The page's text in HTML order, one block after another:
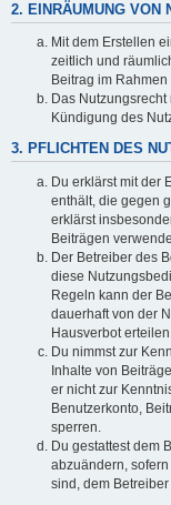
2. EINRÄUMUNG VON
Mit dem Erstellen
zeitlich und
Beitrag im
Das
Kündigung des
3. PFLICHTEN DES
Du erklärst mit der
enthält, die gegen
erklärst
Beiträgen
Der Betreiber des
diese
Regeln kann der
dauerhaft von der
Hausverbot erteilen.
Du nimmst zur
Inhalte von
er nicht zur
Benutzerkonto,
sperren.
Du gestattest dem
abzuändern,
sind, dem